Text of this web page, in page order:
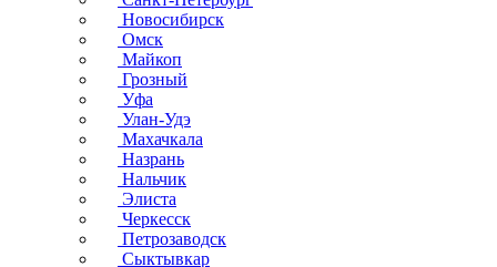
Новосибирск
Омск
Майкоп
Грозный
Уфа
Улан-Удэ
Махачкала
Назрань
Нальчик
Элиста
Черкесск
Петрозаводск
Сыктывкар